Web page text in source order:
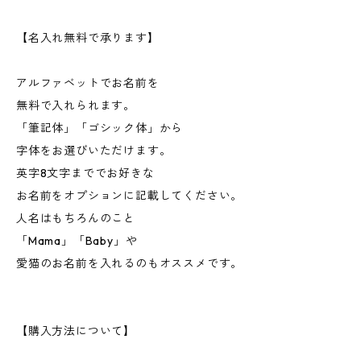
【名入れ無料で承ります】
アルファベットでお名前を
無料で入れられます。
「筆記体」「ゴシック体」から
字体をお選びいただけます。
英字8文字まででお好きな
お名前をオプションに記載してください。
人名はもちろんのこと
「Mama」「Baby」や
愛猫のお名前を入れるのもオススメです。
【購入方法について】